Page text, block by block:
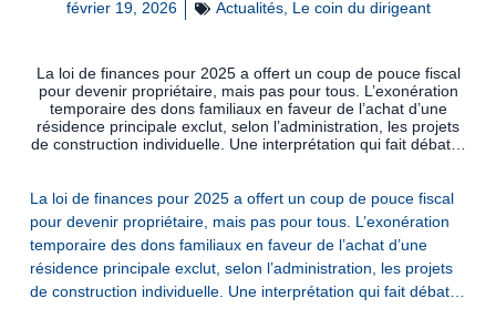
février 19, 2026 Actualités, Le coin du dirigeant
La loi de finances pour 2025 a offert un coup de pouce fiscal
pour devenir propriétaire, mais pas pour tous. L’exonération
temporaire des dons familiaux en faveur de l’achat d’une
résidence principale exclut, selon l’administration, les projets
de construction individuelle. Une interprétation qui fait débat…
La loi de finances pour 2025 a offert un coup de pouce fiscal
pour devenir propriétaire, mais pas pour tous. L’exonération
temporaire des dons familiaux en faveur de l’achat d’une
résidence principale exclut, selon l’administration, les projets
de construction individuelle. Une interprétation qui fait débat…